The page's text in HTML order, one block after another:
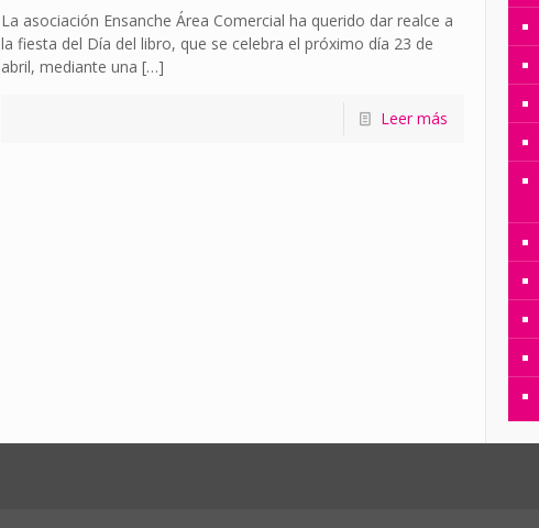
La asociación Ensanche Área Comercial ha querido dar realce a
la fiesta del Día del libro, que se celebra el próximo día 23 de
abril, mediante una […]
Leer más